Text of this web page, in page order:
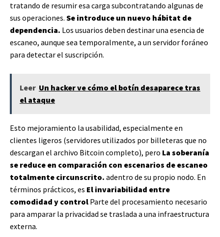
tratando de resumir esa carga subcontratando algunas de
sus operaciones. Se introduce un nuevo hábitat de
dependencia. Los usuarios deben destinar una esencia de
escaneo, aunque sea temporalmente, a un servidor foráneo
para detectar el suscripción.
Leer Un hacker ve cómo el botín desaparece tras
el ataque
Esto mejoramiento la usabilidad, especialmente en
clientes ligeros (servidores utilizados por billeteras que no
descargan el archivo Bitcoin completo), pero La soberanía
se reduce en comparación con escenarios de escaneo
totalmente circunscrito. adentro de su propio nodo. En
términos prácticos, es El invariabilidad entre
comodidad y control Parte del procesamiento necesario
para amparar la privacidad se traslada a una infraestructura
externa.